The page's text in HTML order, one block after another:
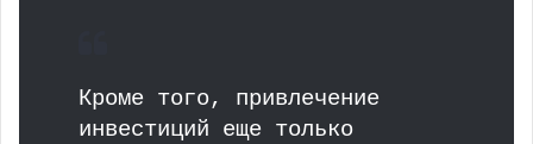
Кроме того, привлечение
инвестиций еще только